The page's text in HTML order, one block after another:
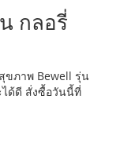
กลอรี่
ขภาพ Bewell รุ่น
ได้ดี สั่งซื้อวันนี้ที่